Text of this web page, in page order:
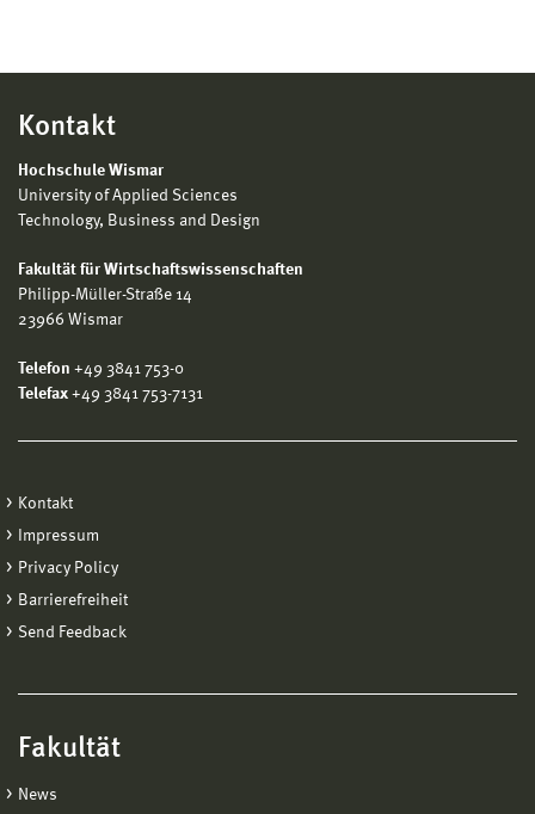
Kontakt
Hochschule Wismar
University of Applied Sciences
Technology, Business and Design
Fakultät für Wirtschaftswissenschaften
Philipp-Müller-Straße 14
23966 Wismar
Telefon +49 3841 753-0
Telefax +49 3841 753-7131
Kontakt
Impressum
Privacy Policy
Barrierefreiheit
Send Feedback
Fakultät
News